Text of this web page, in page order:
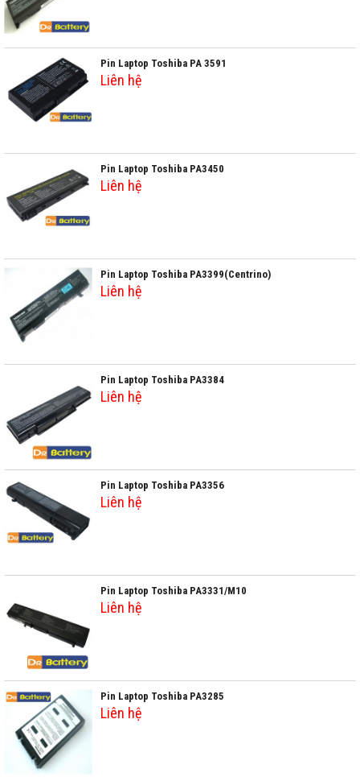
Pin Laptop Toshiba PA 3591
Liên hệ
Pin Laptop Toshiba PA3450
Liên hệ
Pin Laptop Toshiba PA3399(Centrino)
Liên hệ
Pin Laptop Toshiba PA3384
Liên hệ
Pin Laptop Toshiba PA3356
Liên hệ
Pin Laptop Toshiba PA3331/M10
Liên hệ
Pin Laptop Toshiba PA3285
Liên hệ